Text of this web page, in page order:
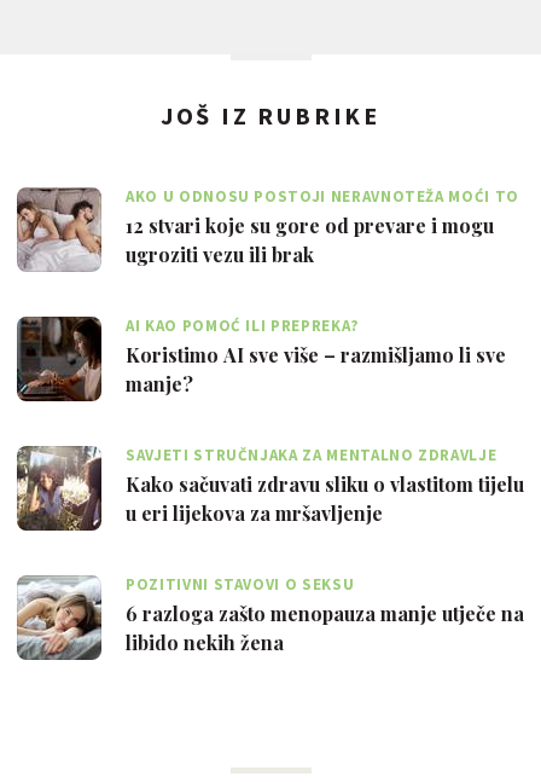
JOŠ IZ RUBRIKE
AKO U ODNOSU POSTOJI NERAVNOTEŽA MOĆI TO
JE VELIKI PROBLEM
12 stvari koje su gore od prevare i mogu
ugroziti vezu ili brak
AI KAO POMOĆ ILI PREPREKA?
Koristimo AI sve više – razmišljamo li sve
manje?
SAVJETI STRUČNJAKA ZA MENTALNO ZDRAVLJE
Kako sačuvati zdravu sliku o vlastitom tijelu
u eri lijekova za mršavljenje
POZITIVNI STAVOVI O SEKSU
6 razloga zašto menopauza manje utječe na
libido nekih žena